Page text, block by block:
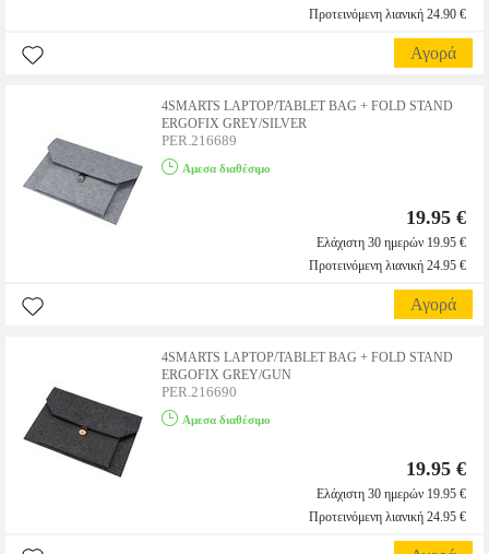
Προτεινόμενη λιανική 24.90 €
Αγορά
4SMARTS LAPTOP/TABLET BAG + FOLD STAND
ERGOFIX GREY/SILVER
PER.216689
Αμεσα διαθέσιμο
19.95 €
Ελάχιστη 30 ημερών 19.95 €
Προτεινόμενη λιανική 24.95 €
Αγορά
4SMARTS LAPTOP/TABLET BAG + FOLD STAND
ERGOFIX GREY/GUN
PER.216690
Αμεσα διαθέσιμο
19.95 €
Ελάχιστη 30 ημερών 19.95 €
Προτεινόμενη λιανική 24.95 €